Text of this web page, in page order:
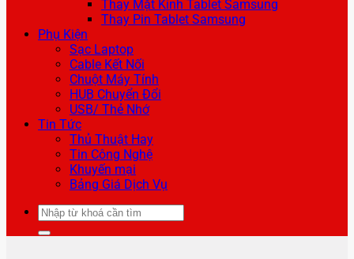
Thay Mặt Kính Tablet Samsung
Thay Pin Tablet Samsung
Phụ Kiện
Sạc Laptop
Cable Kết Nối
Chuột Máy Tính
HUB Chuyển Đổi
USB/ Thẻ Nhớ
Tin Tức
Thủ Thuật Hay
Tin Công Nghệ
Khuyến mại
Bảng Giá Dịch Vụ
Tìm
kiếm: